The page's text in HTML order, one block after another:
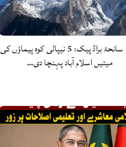
سانحۂ براڈ پیک: 5 نیپالی کوہ پیماؤں کی
میتیں اسلام آباد پہنچا دی…